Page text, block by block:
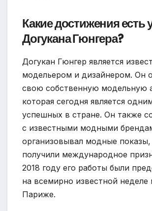
Какие достижения есть
Догукана Гюнгера?
Догукан Гюнгер является
модельером и дизайнером. Он
свою собственную модельную
которая сегодня является
успешных в стране. Он также
с известными модными
организовывал модные
получили международное
2018 году его работы были
на всемирно известной
Париже.